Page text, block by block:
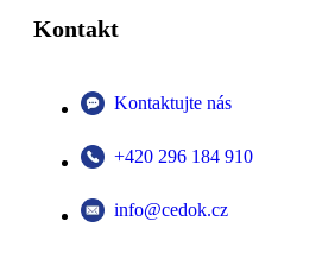
Kontakt
Kontaktujte nás
+420 296 184 910
info@cedok.cz